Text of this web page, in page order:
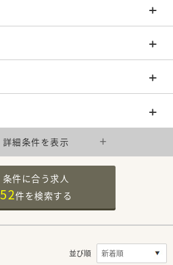
詳細条件を表示
条件に合う求人
52件を検索する
並び順